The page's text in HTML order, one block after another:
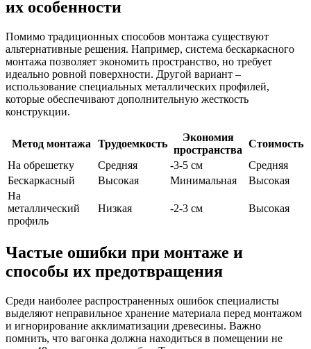
их особенности
Помимо традиционных способов монтажа существуют
альтернативные решения. Например, система бескаркасного
монтажа позволяет экономить пространство, но требует
идеально ровной поверхности. Другой вариант –
использование специальных металлических профилей,
которые обеспечивают дополнительную жесткость
конструкции.
Метод монтажа Трудоемкость
Экономия
пространства
Стоимость
На обрешетку
Средняя -3-5 см
Средняя
Бескаркасный
Высокая Минимальная
Высокая
На
металлический
профиль
Низкая -2-3 см Высокая
Частые ошибки при монтаже и
способы их предотвращения
Среди наиболее распространенных ошибок специалисты
выделяют неправильное хранение материала перед монтажом
и игнорирование акклиматизации древесины. Важно
помнить, что вагонка должна находиться в помещении не